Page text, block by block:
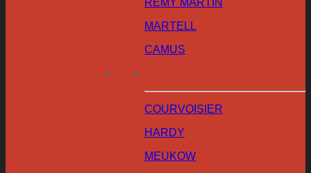
REMY MARTIN
MARTELL
CAMUS
COURVOISIER
HARDY
MEUKOW